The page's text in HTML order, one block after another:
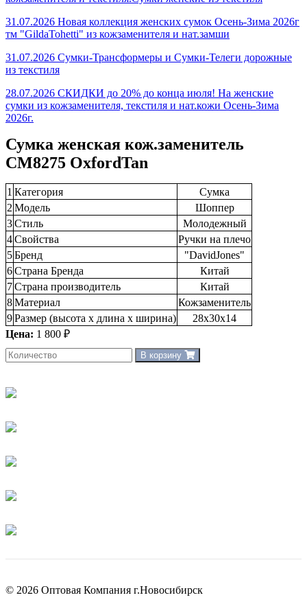
31.07.2026 Новая коллекция женских сумок Осень-Зима 2026г
тм "GildaTohetti" из кожзаменителя и нат.замши
31.07.2026 Сумки-Трансформеры и Сумки-Телеги дорожные
из текстиля
28.07.2026 СКИДКИ до 20% до конца июля! На женские
сумки из кожзаменителя, текстиля и нат.кожи Осень-Зима
2026г.
Сумка женская кож.заменитель
CM8275 OxfordTan
1 Категория
Сумка
2 Модель
Шоппер
3Стиль
Молодежный
4Свойства
Ручки на плечо
5Бренд
"DavidJones"
6Страна Бренда
Китай
7Страна производитель
Китай
8Материал
Кожзаменитель
9Размер (высота х длина х ширина)
28х30х14
Цена: 1 800 ₽
В корзину
© 2026 Оптовая Компания г.Новосибирск